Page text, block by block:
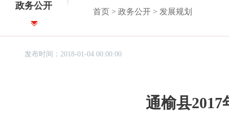
政务公开
首页 > 政务公开 > 发展规划
发布时间：2018-01-04 00:00:00
通榆县